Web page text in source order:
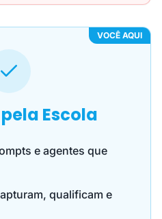
VOCÊ AQUI
Escola
e agentes que
qualificam e